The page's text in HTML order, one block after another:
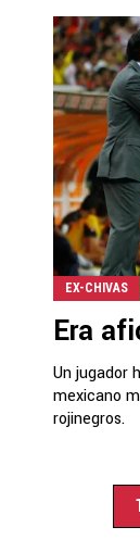
EX-CHIVAS
Era
Un jugador
mexicano
rojinegros.